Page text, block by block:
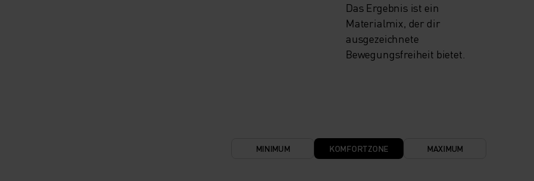
Das Ergebnis ist ein
Materialmix, der dir
ausgezeichnete
Bewegungsfreiheit bietet.
MINIMUM KOMFORTZONE MAXIMUM